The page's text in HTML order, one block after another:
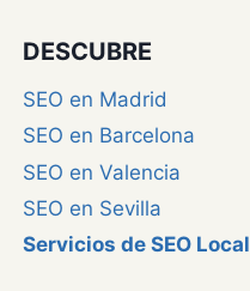
DESCUBRE
SEO en Madrid
SEO en Barcelona
SEO en Valencia
SEO en Sevilla
Servicios de SEO Local